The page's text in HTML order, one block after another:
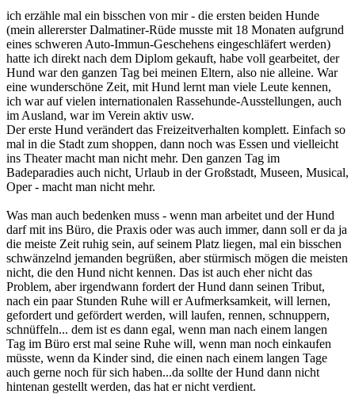
ich erzähle mal ein bisschen von mir - die ersten beiden Hunde
(mein allererster Dalmatiner-Rüde musste mit 18 Monaten aufgrund
eines schweren Auto-Immun-Geschehens eingeschläfert werden)
hatte ich direkt nach dem Diplom gekauft, habe voll gearbeitet, der
Hund war den ganzen Tag bei meinen Eltern, also nie alleine. War
eine wunderschöne Zeit, mit Hund lernt man viele Leute kennen,
ich war auf vielen internationalen Rassehunde-Ausstellungen, auch
im Ausland, war im Verein aktiv usw.
Der erste Hund verändert das Freizeitverhalten komplett. Einfach so
mal in die Stadt zum shoppen, dann noch was Essen und vielleicht
ins Theater macht man nicht mehr. Den ganzen Tag im
Badeparadies auch nicht, Urlaub in der Großstadt, Museen, Musical,
Oper - macht man nicht mehr.
Was man auch bedenken muss - wenn man arbeitet und der Hund
darf mit ins Büro, die Praxis oder was auch immer, dann soll er da ja
die meiste Zeit ruhig sein, auf seinem Platz liegen, mal ein bisschen
schwänzelnd jemanden begrüßen, aber stürmisch mögen die meisten
nicht, die den Hund nicht kennen. Das ist auch eher nicht das
Problem, aber irgendwann fordert der Hund dann seinen Tribut,
nach ein paar Stunden Ruhe will er Aufmerksamkeit, will lernen,
gefordert und gefördert werden, will laufen, rennen, schnuppern,
schnüffeln... dem ist es dann egal, wenn man nach einem langen
Tag im Büro erst mal seine Ruhe will, wenn man noch einkaufen
müsste, wenn da Kinder sind, die einen nach einem langen Tage
auch gerne noch für sich haben...da sollte der Hund dann nicht
hintenan gestellt werden, das hat er nicht verdient.